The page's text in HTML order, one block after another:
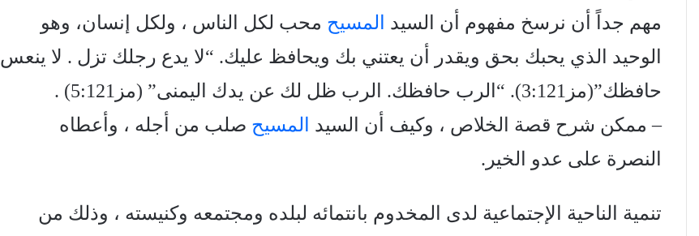
مهم جداً أن نرسخ مفهوم أن السيد
المسيح محب لكل الناس ، ولكل إنسان، وهو
الوحيد الذي يحبك بحق ويقدر أن يعتني بك ويحافظ عليك. “لا يدع رجلك تزل . لا ينعس
حافظك”(مز3:121). “الرب حافظك. الرب ظل لك عن يدك اليمنى” (مز5:121) .
– ممكن شرح قصة الخلاص ، وكيف أن السيد
المسيح صلب من أجله ، وأعطاه
النصرة على عدو الخير.
تنمية الناحية الإجتماعية لدى المخدوم بانتمائه لبلده ومجتمعه وكنيسته ، وذلك من